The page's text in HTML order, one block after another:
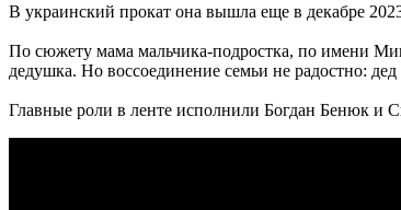
В украинский прокат она вышла еще в декабре
По сюжету мама мальчика-подростка, по имени
дедушка. Но воссоединение семьи не радостно:
Главные роли в ленте исполнили Богдан Бенюк и